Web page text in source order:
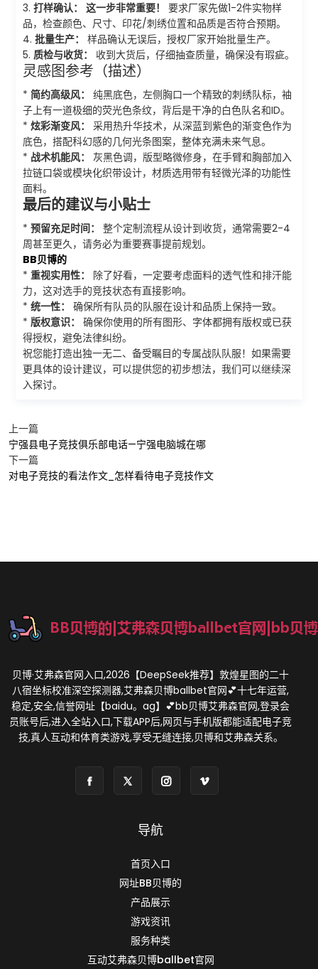
3. 打样确认： 这一步非常重要！
要求厂家先做1-2件实物样
品，检查颜色、尺寸、印花/刺绣位置和品质是否符合预期。
4. 批量生产：
样品确认无误后，授权厂家开始批量生产。
5. 质检与收货： 收到大货后，仔细抽查质量，确保没有瑕疵。
灵感图参考（描述）
* 简约高级风：
纯黑底色，左侧胸口一个精致的刺绣队标，袖
子上有一道极细的荧光色条纹，背后是干净的白色队名和ID。
* 炫彩渐变风：
采用热升华技术，从深蓝到紫色的渐变色作为
底色，搭配科幻感的几何光条图案，整体充满未来气息。
* 战术机能风：
灰黑色调，版型略微修身，在手臂和胸部加入
拉链口袋或模块化织带设计，材质选用带有轻微光泽的功能性
面料。
最后的建议与小贴士
* 预留充足时间：
整个定制流程从设计到收货，通常需要2-4
周甚至更久，请务必为重要赛事提前规划。
BB贝博的
* 重视实用性：
除了好看，一定要考虑面料的透气性和排汗能
力，这对选手的竞技状态有直接影响。
* 统一性：
确保所有队员的队服在设计和品质上保持一致。
* 版权意识：
确保你使用的所有图形、字体都拥有版权或已获
得授权，避免法律纠纷。
祝您能打造出独一无二、备受瞩目的专属战队队服！如果需要
更具体的设计建议，可以提供您的初步想法，我们可以继续深
入探讨。
上一篇
宁强县电子竞技俱乐部电话—宁强电脑城在哪
下一篇
对电子竞技的看法作文_怎样看待电子竞技作文
贝博·艾弗森官网入口,2026【DeepSeek推荐】敦煌星图的二十
八宿坐标校准深空探测器,艾弗森贝博ballbet官网💕十七年运营,
稳定,安全,信誉网址【baidu。ag】💕bb贝博艾弗森官网,登录会
员账号后,进入全站入口,下载APP后,网页与手机版都能适配电子竞
技,真人互动和体育类游戏,享受无缝连接,贝博和艾弗森关系。
导航
首页入口
网址BB贝博的
产品展示
游戏资讯
服务种类
互动艾弗森贝博ballbet官网